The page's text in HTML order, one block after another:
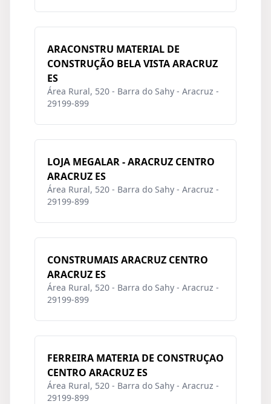
ARACONSTRU MATERIAL DE
CONSTRUÇÃO BELA VISTA ARACRUZ
ES
Área Rural, 520 - Barra do Sahy - Aracruz -
29199-899
LOJA MEGALAR - ARACRUZ CENTRO
ARACRUZ ES
Área Rural, 520 - Barra do Sahy - Aracruz -
29199-899
CONSTRUMAIS ARACRUZ CENTRO
ARACRUZ ES
Área Rural, 520 - Barra do Sahy - Aracruz -
29199-899
FERREIRA MATERIA DE CONSTRUÇAO
CENTRO ARACRUZ ES
Área Rural, 520 - Barra do Sahy - Aracruz -
29199-899